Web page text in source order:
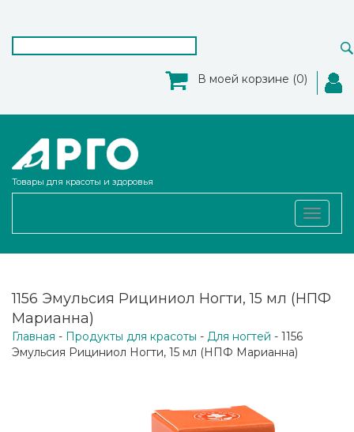
В моей корзине (0)
Товары для красоты и здоровья
Toggle
1156 Эмульсия Рициниол Ногти, 15 мл (НПФ
Марианна)
Главная - Продукты для красоты - Для ногтей - 1156
Эмульсия Рициниол Ногти, 15 мл (НПФ Марианна)